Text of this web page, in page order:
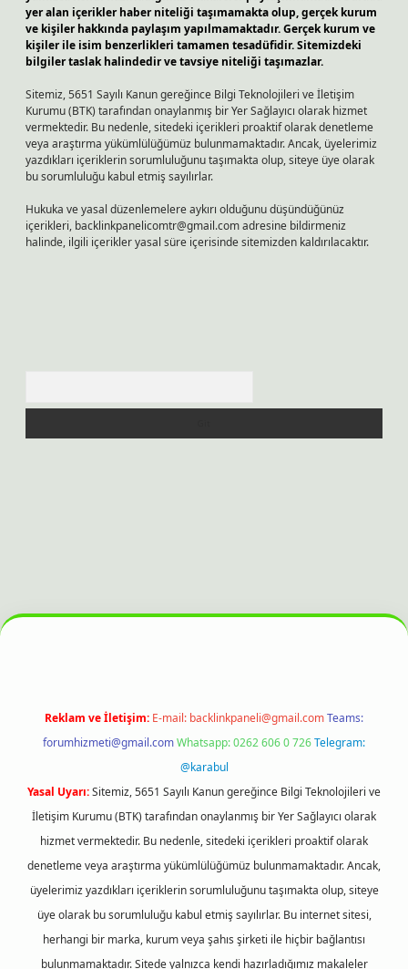
yer alan içerikler haber niteliği taşımamakta olup, gerçek kurum
ve kişiler hakkında paylaşım yapılmamaktadır. Gerçek kurum ve
kişiler ile isim benzerlikleri tamamen tesadüfidir. Sitemizdeki
bilgiler taslak halindedir ve tavsiye niteliği taşımazlar.
Sitemiz, 5651 Sayılı Kanun gereğince Bilgi Teknolojileri ve İletişim
Kurumu (BTK) tarafından onaylanmış bir Yer Sağlayıcı olarak hizmet
vermektedir. Bu nedenle, sitedeki içerikleri proaktif olarak denetleme
veya araştırma yükümlülüğümüz bulunmamaktadır. Ancak, üyelerimiz
yazdıkları içeriklerin sorumluluğunu taşımakta olup, siteye üye olarak
bu sorumluluğu kabul etmiş sayılırlar.
Hukuka ve yasal düzenlemelere aykırı olduğunu düşündüğünüz
içerikleri, backlinkpanelicomtr@gmail.comadresine bildirmeniz
halinde, ilgili içerikler yasal süre içerisinde sitemizden kaldırılacaktır.
bahis sitesi
Reklam ve İletişim: E-mail: backlinkpaneli@gmail.comTeams:
forumhizmeti@gmail.comWhatsapp: 0262 606 0 726Telegram:
@karabul
Yasal Uyarı:Sitemiz, 5651 Sayılı Kanun gereğince Bilgi Teknolojileri ve
İletişim Kurumu (BTK) tarafından onaylanmış bir Yer Sağlayıcı olarak
hizmet vermektedir. Bu nedenle, sitedeki içerikleri proaktif olarak
denetleme veya araştırma yükümlülüğümüz bulunmamaktadır. Ancak,
üyelerimiz yazdıkları içeriklerin sorumluluğunu taşımakta olup, siteye
üye olarak bu sorumluluğu kabul etmiş sayılırlar. Bu internet sitesi,
herhangi bir marka, kurum veya şahıs şirketi ile hiçbir bağlantısı
bulunmamaktadır. Sitede yalnızca kendi hazırladığımız makaleler